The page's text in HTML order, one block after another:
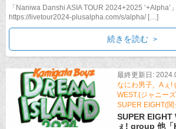
「Naniwa Danshi ASIA TOUR 2024+2025 ‘+Alpha’
https://livetour2024-plusalpha.com/s/alpha/ […]
続きを読む
最終更新日:
なにわ男子
Aぇ!
WEST.(ジャニー
SUPER EIGHT(
SUPER EIGHT
ぇ! group 他「